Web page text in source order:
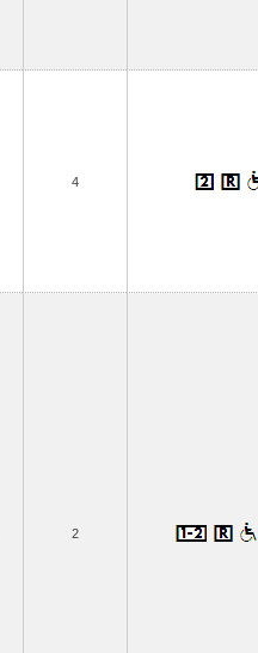
4
2